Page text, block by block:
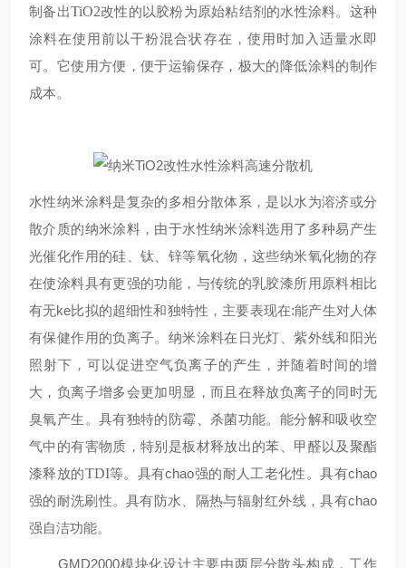
制备出TiO2改性的以胶粉为原始粘结剂的水性涂料。这种
涂料在使用前以干粉混合状存在，使用时加入适量水即
可。它使用方便，便于运输保存，极大的降低涂料的制作
成本。
水性纳米涂料是复杂的多相分散体系，是以水为溶济或分
散介质的纳米涂料，由于水性纳米涂料选用了多种易产生
光催化作用的硅、钛、锌等氧化物，这些纳米氧化物的存
在使涂料具有更强的功能，与传统的乳胶漆所用原料相比
有无ke比拟的超细性和独特性，主要表现在:能产生对人体
有保健作用的负离子。纳米涂料在日光灯、紫外线和阳光
照射下，可以促进空气负离子的产生，并随着时间的增
大，负离子增多会更加明显，而且在释放负离子的同时无
臭氧产生。具有独特的防霉、杀菌功能。能分解和吸收空
气中的有害物质，特别是板材释放出的苯、甲醛以及聚酯
漆释放的TDI等。具有chao强的耐人工老化性。具有chao
强的耐洗刷性。具有防水、隔热与辐射红外线，具有chao
强自洁功能。
GMD2000模块化设计主要由两层分散头构成，工作